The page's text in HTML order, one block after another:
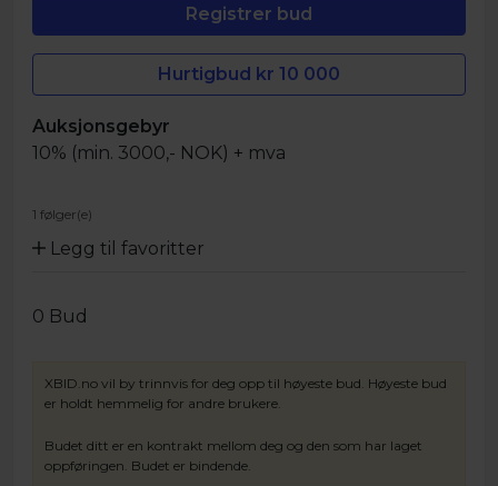
Hurtigbud kr 10 000
Auksjonsgebyr
10% (min. 3000,- NOK) + mva
1 følger(e)
Legg til favoritter
0 Bud
XBID.no vil by trinnvis for deg opp til høyeste bud. Høyeste bud
er holdt hemmelig for andre brukere.
Budet ditt er en kontrakt mellom deg og den som har laget
oppføringen. Budet er bindende.